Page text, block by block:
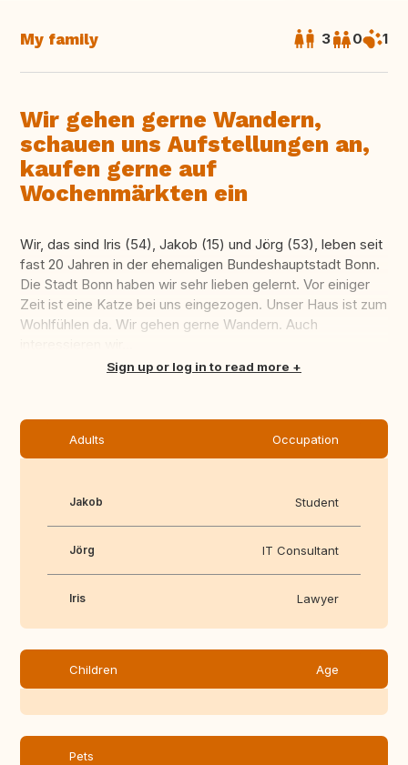
My family 3 0 1
Wir gehen gerne Wandern,
schauen uns Aufstellungen an,
kaufen gerne auf
Wochenmärkten ein
Wir, das sind Iris (54), Jakob (15) und Jörg (53), leben seit
fast 20 Jahren in der ehemaligen Bundeshauptstadt Bonn.
Die Stadt Bonn haben wir sehr lieben gelernt. Vor einiger
Zeit ist eine Katze bei uns eingezogen. Unser Haus ist zum
Wohlfühlen da. Wir gehen gerne Wandern. Auch
Translate thisSign up or log in to read more
Adults Occupation
Jakob Student
Jörg IT Consultant
Iris Lawyer
Children Age
Pets